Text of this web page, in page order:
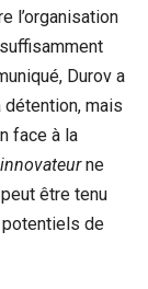
l’organisation
Durov a
mais
face à la
innovateurne
être tenu
de